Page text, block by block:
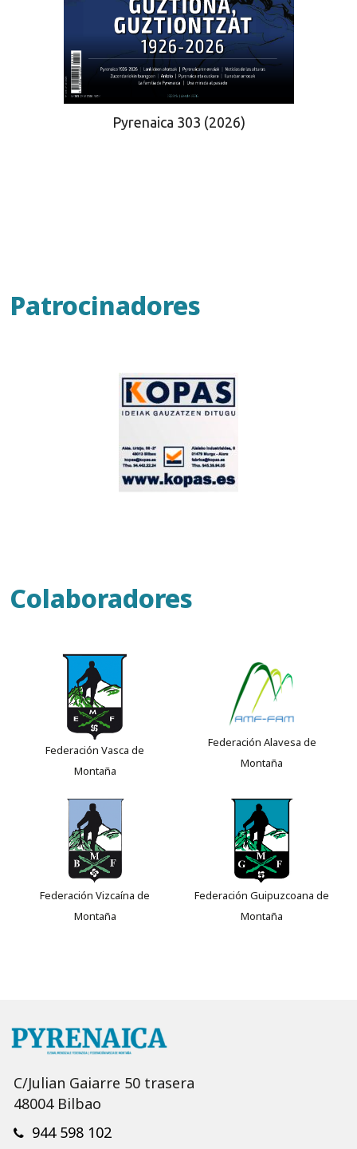
Pyrenaica 303 (2026)
Patrocinadores
Colaboradores
Federación Vasca de
Montaña
Federación Alavesa de
Montaña
Federación Vizcaína de
Montaña
Federación Guipuzcoana de
Montaña
C/Julian Gaiarre 50 trasera
48004 Bilbao
944 598 102